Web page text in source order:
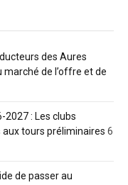
des Aures
marché de l’offre et de
: Les clubs
tours préliminaires 6
de passer au